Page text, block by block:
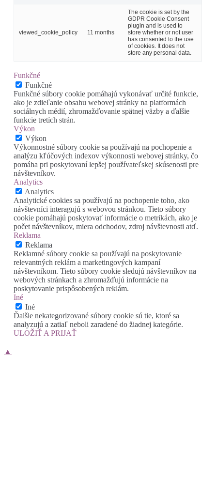
viewed_cookie_policy 11 months
The cookie is set by the
GDPR Cookie Consent
plugin and is used to
store whether or not user
has consented to the use
of cookies. It does not
store any personal data.
Funkčné
Funkčné
Funkčné súbory cookie pomáhajú vykonávať určité funkcie,
ako je zdieľanie obsahu webovej stránky na platformách
sociálnych médií, zhromažďovanie spätnej väzby a ďalšie
funkcie tretích strán.
Výkon
Výkon
Výkonnostné súbory cookie sa používajú na pochopenie a
analýzu kľúčových indexov výkonnosti webovej stránky, čo
pomáha pri poskytovaní lepšej používateľskej skúsenosti pre
návštevníkov.
Analytics
Analytics
Analytické cookies sa používajú na pochopenie toho, ako
návštevníci interagujú s webovou stránkou. Tieto súbory
cookie pomáhajú poskytovať informácie o metrikách, ako je
počet návštevníkov, miera odchodov, zdroj návštevnosti atď.
Reklama
Reklama
Reklamné súbory cookie sa používajú na poskytovanie
relevantných reklám a marketingových kampaní
návštevníkom. Tieto súbory cookie sledujú návštevníkov na
webových stránkach a zhromažďujú informácie na
poskytovanie prispôsobených reklám.
Iné
Iné
Ďalšie nekategorizované súbory cookie sú tie, ktoré sa
analyzujú a zatiaľ neboli zaradené do žiadnej kategórie.
ULOŽIŤ A PRIJAŤ
▲